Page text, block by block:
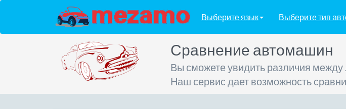
Выберите язык Выберите тип
Сравнение автомашин
Вы сможете увидить различия
Наш сервис дает возможность